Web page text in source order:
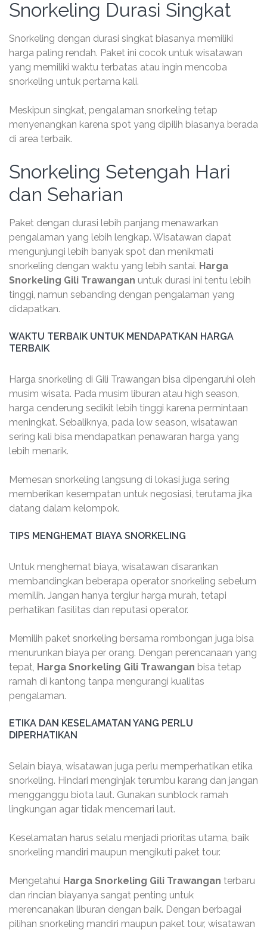
Snorkeling Durasi Singkat
Snorkeling dengan durasi singkat biasanya memiliki
harga paling rendah. Paket ini cocok untuk wisatawan
yang memiliki waktu terbatas atau ingin mencoba
snorkeling untuk pertama kali.
Meskipun singkat, pengalaman snorkeling tetap
menyenangkan karena spot yang dipilih biasanya berada
di area terbaik.
Snorkeling Setengah Hari
dan Seharian
Paket dengan durasi lebih panjang menawarkan
pengalaman yang lebih lengkap. Wisatawan dapat
mengunjungi lebih banyak spot dan menikmati
snorkeling dengan waktu yang lebih santai. Harga
Snorkeling Gili Trawangan untuk durasi ini tentu lebih
tinggi, namun sebanding dengan pengalaman yang
didapatkan.
WAKTU TERBAIK UNTUK MENDAPATKAN HARGA
TERBAIK
Harga snorkeling di Gili Trawangan bisa dipengaruhi oleh
musim wisata. Pada musim liburan atau high season,
harga cenderung sedikit lebih tinggi karena permintaan
meningkat. Sebaliknya, pada low season, wisatawan
sering kali bisa mendapatkan penawaran harga yang
lebih menarik.
Memesan snorkeling langsung di lokasi juga sering
memberikan kesempatan untuk negosiasi, terutama jika
datang dalam kelompok.
TIPS MENGHEMAT BIAYA SNORKELING
Untuk menghemat biaya, wisatawan disarankan
membandingkan beberapa operator snorkeling sebelum
memilih. Jangan hanya tergiur harga murah, tetapi
perhatikan fasilitas dan reputasi operator.
Memilih paket snorkeling bersama rombongan juga bisa
menurunkan biaya per orang. Dengan perencanaan yang
tepat, Harga Snorkeling Gili Trawangan bisa tetap
ramah di kantong tanpa mengurangi kualitas
pengalaman.
ETIKA DAN KESELAMATAN YANG PERLU
DIPERHATIKAN
Selain biaya, wisatawan juga perlu memperhatikan etika
snorkeling. Hindari menginjak terumbu karang dan jangan
mengganggu biota laut. Gunakan sunblock ramah
lingkungan agar tidak mencemari laut.
Keselamatan harus selalu menjadi prioritas utama, baik
snorkeling mandiri maupun mengikuti paket tour.
Mengetahui Harga Snorkeling Gili Trawangan terbaru
dan rincian biayanya sangat penting untuk
merencanakan liburan dengan baik. Dengan berbagai
pilihan snorkeling mandiri maupun paket tour, wisatawan